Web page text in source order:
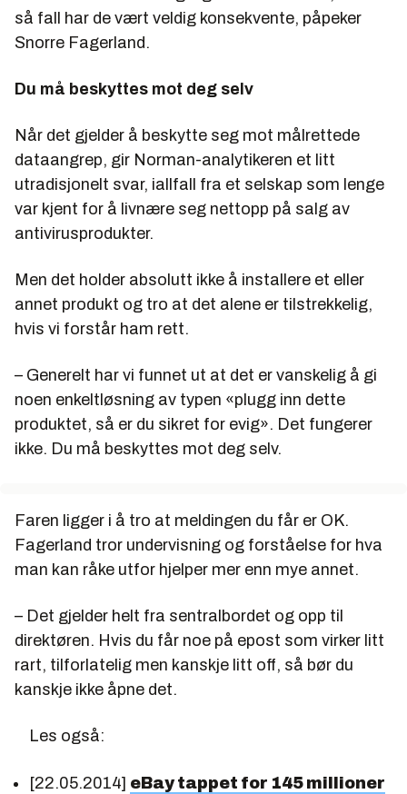
så fall har de vært veldig konsekvente, påpeker
Snorre Fagerland.
Du må beskyttes mot deg selv
Når det gjelder å beskytte seg mot målrettede
dataangrep, gir Norman-analytikeren et litt
utradisjonelt svar, iallfall fra et selskap som lenge
var kjent for å livnære seg nettopp på salg av
antivirusprodukter.
Men det holder absolutt ikke å installere et eller
annet produkt og tro at det alene er tilstrekkelig,
hvis vi forstår ham rett.
– Generelt har vi funnet ut at det er vanskelig å gi
noen enkeltløsning av typen «plugg inn dette
produktet, så er du sikret for evig». Det fungerer
ikke. Du må beskyttes mot deg selv.
Faren ligger i å tro at meldingen du får er OK.
Fagerland tror undervisning og forståelse for hva
man kan råke utfor hjelper mer enn mye annet.
– Det gjelder helt fra sentralbordet og opp til
direktøren. Hvis du får noe på epost som virker litt
rart, tilforlatelig men kanskje litt off, så bør du
kanskje ikke åpne det.
Les også:
[22.05.2014] eBay tappet for 145 millioner